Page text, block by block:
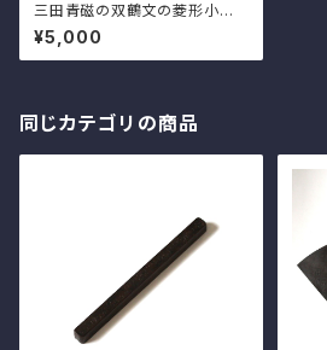
三田青磁の双鶴文の菱形小皿
（その３）d9.8cm Antique J
apanese Celadon Rhombu
s Small Dish, Embossed D
¥5,000
同じカテゴリの商品